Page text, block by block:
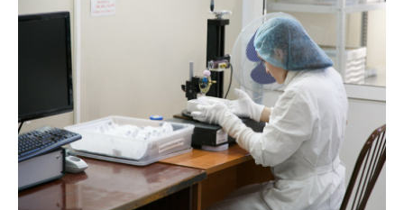
Знаменитый орангутан Бату отметил юбилей в
новосибирском зоопарке
Новосибирские хирурги спасли сердце восьмиклассницы
с донорским клапаном